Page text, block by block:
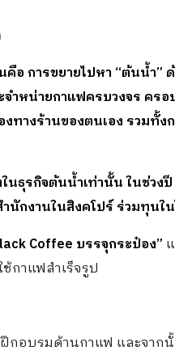
อ การขยายไปหา “ต้นน้ำ
จำหน่ายกาแฟครบวงจร ค
ทางร้านของตนเอง รวมทั้
นธุรกิจต้นน้ำเท่านั้น ในช่วงปี
นักงานในสิงคโปร์ ร่วมทุน
Coffee บรรจุกระป๋อง”
กาแฟสำเร็จรูป
กอบรมด้านกาแฟ และจาก